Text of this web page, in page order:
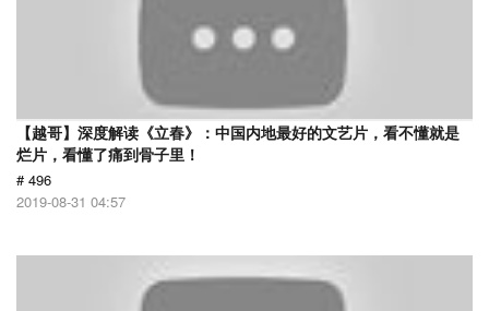
【越哥】深度解读《立春》：中国内地最好的文艺片，看不懂就是
烂片，看懂了痛到骨子里！
# 496
2019-08-31 04:57